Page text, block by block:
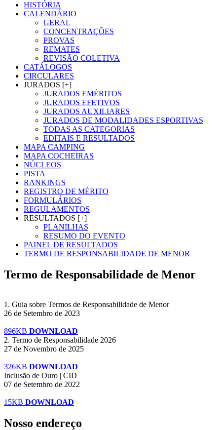
HISTÓRIA
CALENDÁRIO
GERAL
CONCENTRAÇÕES
PROVAS
REMATES
REVISÃO COLETIVA
CATÁLOGOS
CIRCULARES
JURADOS [+]
JURADOS EMÉRITOS
JURADOS EFETIVOS
JURADOS AUXILIARES
JURADOS DE MODALIDADES ESPORTIVAS
TODAS AS CATEGORIAS
EDITAIS E RESULTADOS
MAPA CAMPING
MAPA COCHEIRAS
NÚCLEOS
PISTA
RANKINGS
REGISTRO DE MÉRITO
FORMULÁRIOS
REGULAMENTOS
RESULTADOS [+]
PLANILHAS
RESUMO DO EVENTO
PAINEL DE RESULTADOS
TERMO DE RESPONSABILIDADE DE MENOR
Termo de Responsabilidade de Menor
1. Guia sobre Termos de Responsabilidade de Menor
26 de Setembro de 2023
896KB DOWNLOAD
2. Termo de Responsabilidade 2026
27 de Novembro de 2025
326KB DOWNLOAD
Inclusão de Ouro | CID
07 de Setembro de 2022
15KB DOWNLOAD
Nosso endereço